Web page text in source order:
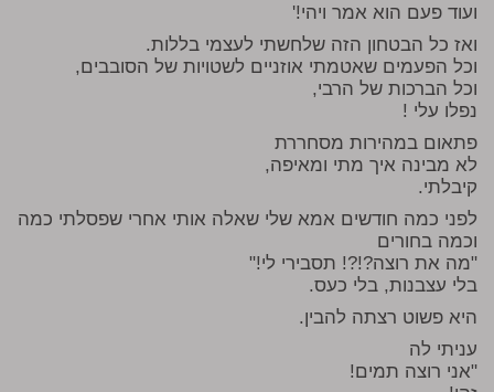
ועוד פעם הוא אמר ויהי!'
ואז כל הבטחון הזה שלחשתי לעצמי בללות.
וכל הפעמים שאטמתי אוזניים לשטויות של הסובבים,
וכל הברכות של הרבי,
נפלו עלי !
פתאום במהירות מסחררת
לא מבינה איך מתי ומאיפה,
קיבלתי.
לפני כמה חודשים אמא שלי שאלה אותי אחרי שפסלתי כמה
וכמה בחורים
"מה את רוצה?!?! תסבירי לי!"
בלי עצבנות, בלי כעס.
היא פשוט רצתה להבין.
עניתי לה
"אני רוצה תמים!